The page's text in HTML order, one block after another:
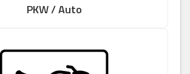
PKW / Auto